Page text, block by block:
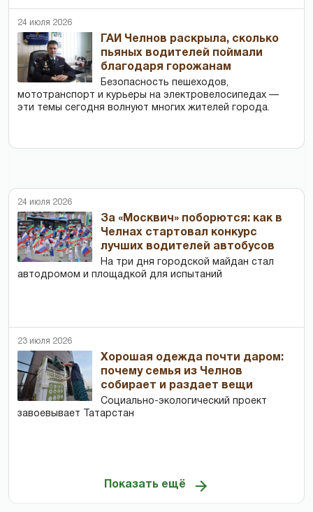
24 июля 2026
ГАИ Челнов раскрыла, сколько
пьяных водителей поймали
благодаря горожанам
Безопасность пешеходов,
мототранспорт и курьеры на электровелосипедах —
эти темы сегодня волнуют многих жителей города.
24 июля 2026
За «Москвич» поборются: как в
Челнах стартовал конкурс
лучших водителей автобусов
На три дня городской майдан стал
автодромом и площадкой для испытаний
23 июля 2026
Хорошая одежда почти даром:
почему семья из Челнов
собирает и раздает вещи
Социально-экологический проект
завоевывает Татарстан
Показать ещё